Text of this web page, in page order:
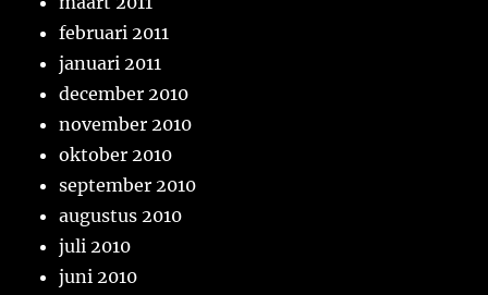
februari 2011
januari 2011
december 2010
november 2010
oktober 2010
september 2010
augustus 2010
juli 2010
juni 2010